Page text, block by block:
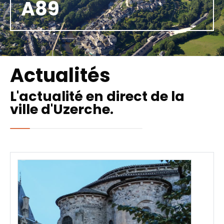
A89
Actualités
L'actualité en direct de la
ville d'Uzerche.